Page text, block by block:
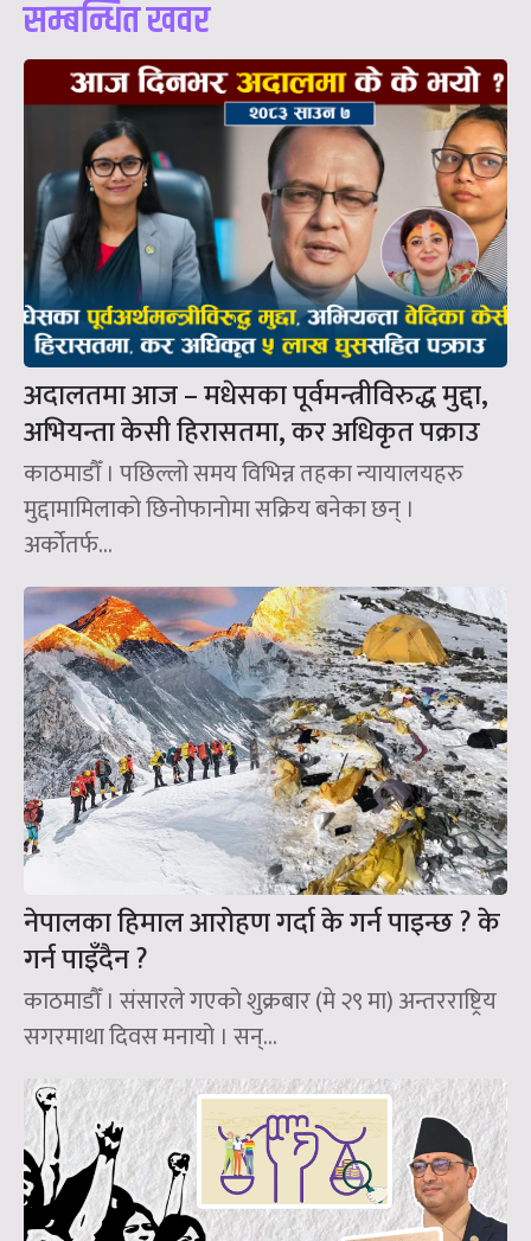
सम्बन्धित खवर
अदालतमा आज – मधेसका पूर्वमन्त्रीविरुद्ध मुद्दा,
अभियन्ता केसी हिरासतमा, कर अधिकृत पक्राउ
काठमाडौँ । पछिल्लो समय विभिन्न तहका न्यायालयहरु
मुद्दामामिलाको छिनोफानोमा सक्रिय बनेका छन् ।
अर्कोतर्फ...
नेपालका हिमाल आरोहण गर्दा के गर्न पाइन्छ ? के
गर्न पाइँदैन ?
काठमाडौँ । संसारले गएको शुक्रबार (मे २९ मा) अन्तरराष्ट्रिय
सगरमाथा दिवस मनायो । सन्‌...